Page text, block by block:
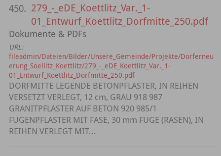
450. 279_-_eDE_Koettlitz_Var._1-
01_Entwurf_Koettlitz_Dorfmitte_250.pdf
Dokumente & PDFs
URL:
fileadmin/Dateien/Bilder/Unsere_Gemeinde/Projekte/Dorferneu
erung_Soellitz_Koettlitz/279_-_eDE_Koettlitz_Var._1-
01_Entwurf_Koettlitz_Dorfmitte_250.pdf
DORFMITTE LEGENDE BETONPFLASTER, IN REIHEN
VERSETZT VERLEGT, 12 cm, GRAU 918 987
GRANITPFLASTER AUF BETON 920 985/1
FUGENPFLASTER MIT FASE, 30 mm FUGE (RASEN), IN
REIHEN VERLEGT MIT...